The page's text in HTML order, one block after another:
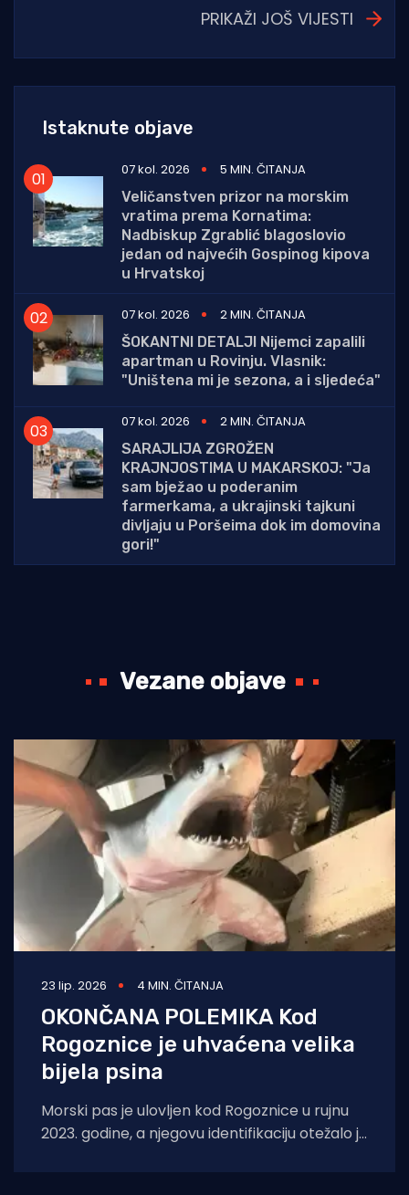
PRIKAŽI JOŠ VIJESTI
Istaknute objave
07 kol. 2026
5 MIN. ČITANJA
Veličanstven prizor na morskim
vratima prema Kornatima:
Nadbiskup Zgrablić blagoslovio
jedan od najvećih Gospinog kipova
u Hrvatskoj
07 kol. 2026
2 MIN. ČITANJA
ŠOKANTNI DETALJI Nijemci zapalili
apartman u Rovinju. Vlasnik:
"Uništena mi je sezona, a i sljedeća"
07 kol. 2026
2 MIN. ČITANJA
SARAJLIJA ZGROŽEN
KRAJNJOSTIMA U MAKARSKOJ: "Ja
sam bježao u poderanim
farmerkama, a ukrajinski tajkuni
divljaju u Poršeima dok im domovina
gori!"
Vezane objave
23 lip. 2026 4 MIN. ČITANJA
OKONČANA POLEMIKA Kod
Rogoznice je uhvaćena velika
bijela psina
Morski pas je ulovljen kod Rogoznice u rujnu
2023. godine, a njegovu identifikaciju otežalo je